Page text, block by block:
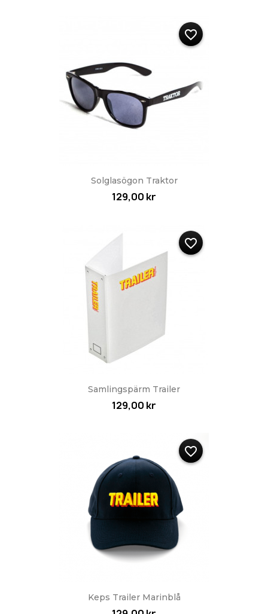
Solglasögon Traktor
129,00 kr
favorite_border
Samlingspärm Trailer
129,00 kr
favorite_border
Keps Trailer Marinblå
favorite_border